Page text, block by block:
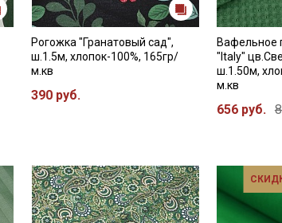
Рогожка "Гранатовый сад",
ш.1.5м, хлопок-100%, 165гр/
м.кв
390 руб.
Вафельное
"Italy"
ш.1.50м,
м.кв
656 руб.